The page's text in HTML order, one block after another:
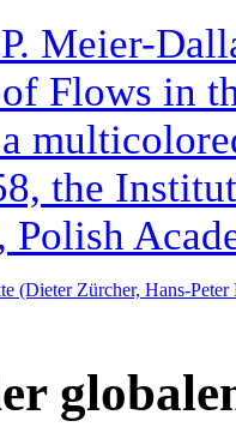
Meier-
Flows in
the
(Dieter Zürcher, Hans-